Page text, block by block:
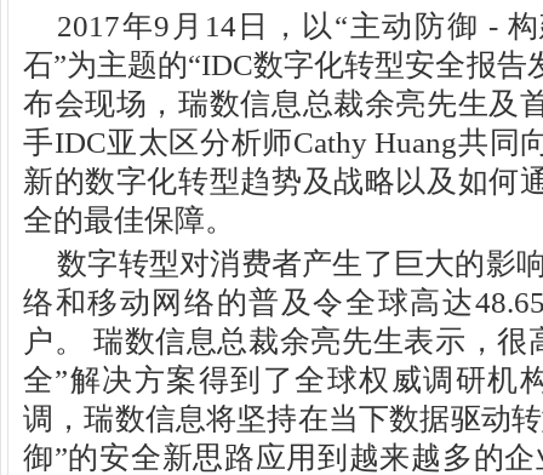
2017年9月14日，以“主动防御 -
石”为主题的“IDC数字化转型安全报
布会现场，瑞数信息总裁余亮先生及
手IDC亚太区分析师Cathy Huang共同
新的数字化转型趋势及战略以及如何
全的最佳保障。
数字转型对消费者产生了巨大的影
络和移动网络的普及令全球高达
户。 瑞数信息总裁余亮先生表示，很
全”解决方案得到了全球权威调研机
调，瑞数信息将坚持在当下数据驱动
御”的安全新思路应用到越来越多的